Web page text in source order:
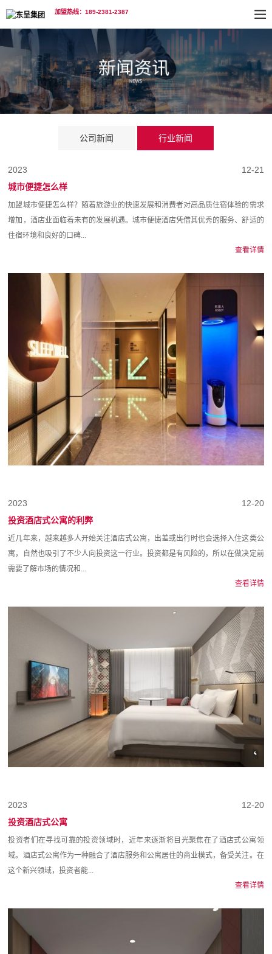
加盟热线：189-2381-2387
公司新闻 行业新闻
12-21
2023
城市便捷怎么样
加盟城市便捷怎么样？随着旅游业的快速发展和消费者对高品质住宿体验的需求
增加，酒店业面临着未有的发展机遇。城市便捷酒店凭借其优秀的服务、舒适的
住宿环境和良好的口碑...
查看详情
12-20
2023
投资酒店式公寓的利弊
近几年来，越来越多人开始关注酒店式公寓，出差或出行时也会选择入住这类公
寓，自然也吸引了不少人向投资这一行业。投资都是有风险的，所以在做决定前
需要了解市场的情况和...
查看详情
12-20
2023
投资酒店式公寓
投资者们在寻找可靠的投资领域时，近年来逐渐将目光聚焦在了酒店式公寓领
域。酒店式公寓作为一种融合了酒店服务和公寓居住的商业模式，备受关注。在
这个新兴领域，投资者能...
查看详情